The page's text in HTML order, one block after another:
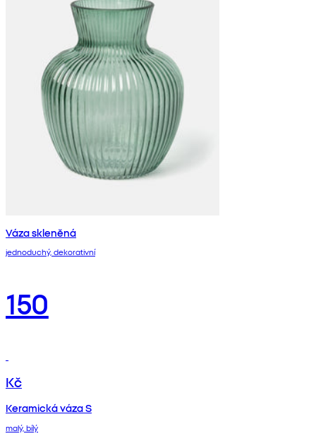
Váza skleněná
jednoduchý, dekorativní
150
Kč
Keramická váza S
malý, bílý